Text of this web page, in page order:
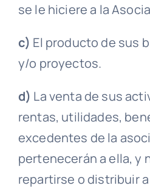
se le hiciere a la
c) El producto de sus
y/o proyectos.
d) La venta de sus
rentas, utilidades,
excedentes de la
pertenecerán a ella, y
repartirse o distribuir